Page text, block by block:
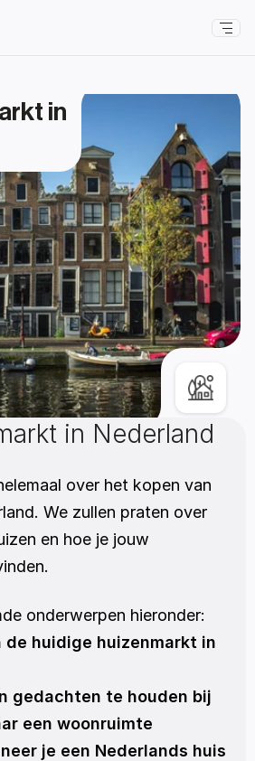
in
in Nederland
over het kopen van
We zullen praten over
en hoe je jouw
onderwerpen hieronder:
de huidige huizenmarkt in
gedachten te houden bij
een woonruimte
je een Nederlands huis